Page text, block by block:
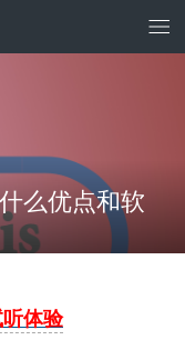
么优点和软
体验